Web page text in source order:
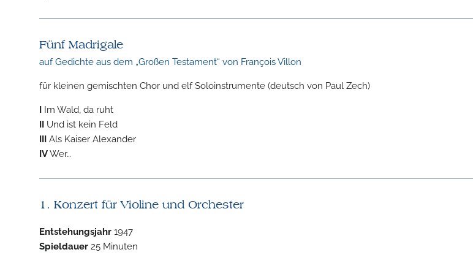
Fünf Madrigale
auf Gedichte aus dem „Großen Testament“ von François Villon
für kleinen gemischten Chor und elf Soloinstrumente (deutsch von Paul Zech)
IIm Wald, da ruht
IIUnd ist kein Feld
III Als Kaiser Alexander
IVWer…
1. Konzert für Violine und Orchester
Entstehungsjahr1947
Spieldauer25 Minuten